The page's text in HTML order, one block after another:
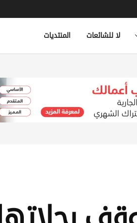
لا للشائعات المنتديات